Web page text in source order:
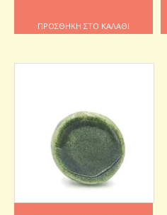
ΠΡΟΣΘΉΚΗ ΣΤΟ ΚΑΛΆΘΙ